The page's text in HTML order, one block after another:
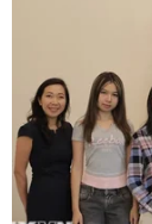
Lấy mẫu xét
Theo bản
COVID-19,
Việt Nam có
nước tại 8